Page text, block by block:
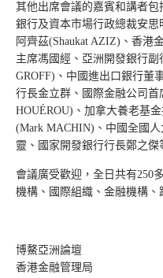
其他出席會議的嘉賓和講者
銀行及資本市場行政總裁安思
阿齊茲(Shaukat AZIZ)、香港
主席馮國經、亞洲開發銀行副
GROFF)、中國進出口銀行董
行長金立群、國際金融公司首
HOUÉROU)、加拿大養老基
(Mark MACHIN)、中國全國
靈、國家開發銀行行長鄭之傑
會議廣受歡迎，全日共有250
機構、國際組織、金融機構、
博鰲亞洲論壇
香港金融管理局